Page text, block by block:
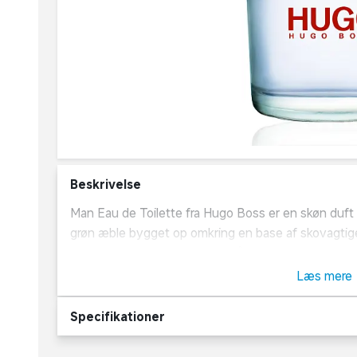
Beskrivelse
Man Eau de Toilette fra Hugo Boss er en skøn
grøn æble bygget op omkring en base af
Om Hugo Boss
Læs mere
Specifikationer